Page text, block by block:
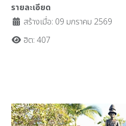
รายละเอียด
สร้างเมื่อ: 09 มกราคม 2569
ฮิต: 407